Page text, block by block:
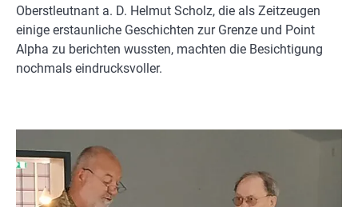
Oberstleutnant a. D. Helmut Scholz, die als Zeitzeugen
einige erstaunliche Geschichten zur Grenze und Point
Alpha zu berichten wussten, machten die Besichtigung
nochmals eindrucksvoller.